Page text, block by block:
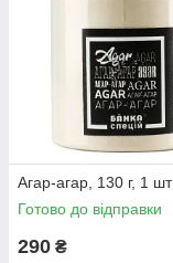
Агар-агар, 130 г, 1 шт
Готово до відправки
290 ₴